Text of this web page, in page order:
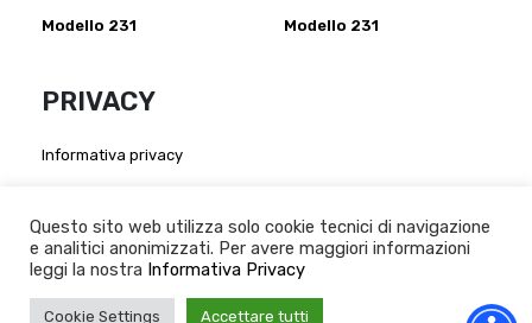
Modello 231 Modello 231
PRIVACY
Informativa privacy
Giochi Preziosi S.p.a-Giochi Preziosi Italia S.r.l- Giocheria
S.p.a-Grandi Giochi S.r.l -Giochi Preziosi Store S.r.l-
Giocoplast Nalale S.p.A
Whistleblowing:
Questo sito web utilizza solo cookie tecnici di navigazione
e analitici anonimizzati. Per avere maggiori informazioni
leggi la nostra Informativa Privacy
Cookie Settings Accettare tutti